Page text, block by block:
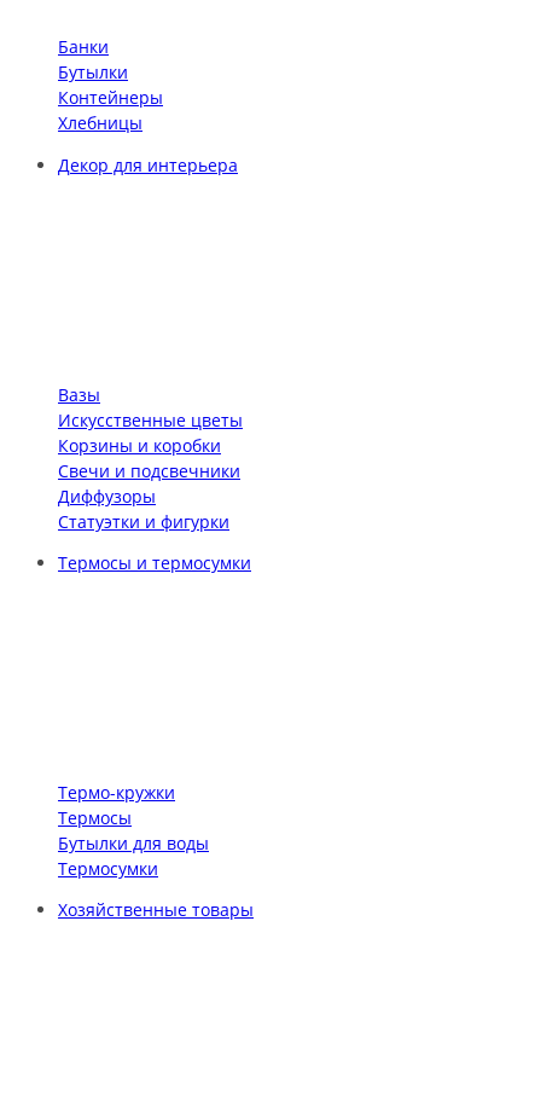
Банки
Бутылки
Контейнеры
Хлебницы
Декор для интерьера
Вазы
Искусственные цветы
Корзины и коробки
Свечи и подсвечники
Диффузоры
Статуэтки и фигурки
Термосы и термосумки
Термо-кружки
Термосы
Бутылки для воды
Термосумки
Хозяйственные товары